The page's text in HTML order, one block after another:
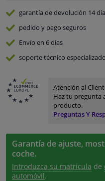
garantía de devolución 14
pedido y pago seguros
Envío en 6 días
soporte técnico especializado
Atención al
Haz tu pregunta
producto.
Preguntas Y
Garantía de ajuste,
coche.
Introduzca su matrícula de
automóvil.